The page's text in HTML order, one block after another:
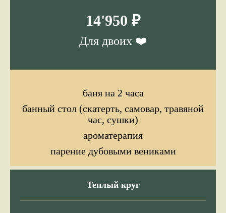
14'950 ₽
Для двоих ❤️
баня на 2 часа
банный стол (скатерть, самовар, травяной
час, сушки)
ароматерапия
парение дубовыми вениками
Теплый круг